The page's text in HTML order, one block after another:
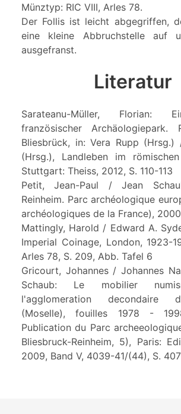
Münztyp: RIC VIII, Arles 78.
Der Follis ist leicht abgegriffen,
eine kleine Abbruchstelle auf
ausgefranst.
Literatur
Sarateanu-Müller, Florian:
französischer Archäologiepark.
Bliesbrück, in: Vera Rupp
(Hrsg.), Landleben im
Stuttgart: Theiss, 2012, S. 110-113
Petit, Jean-Paul / Jean
Reinheim. Parc archéologique
archéologiques de la France), 2000
Mattingly, Harold / Edward A.
Imperial Coinage, London, 1923-
Arles 78, S. 209, Abb. Tafel 6
Gricourt, Johannes / Johannes
Schaub: Le mobilier
l'agglomeration decondaire
(Moselle), fouilles 1978 -
Publication du Parc
Bliesbruck-Reinheim, 5), Paris:
2009, Band V, 4039-41/(44), S. 407